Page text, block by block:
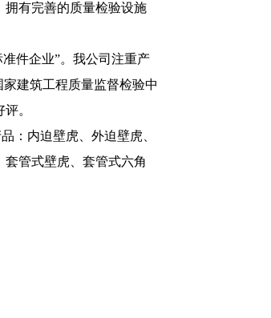
有完善的质量检验设施
件企业”。我公司注重产
建筑工程质量监督检验中
。
：内迫壁虎、外迫壁虎、
管式壁虎、套管式六角